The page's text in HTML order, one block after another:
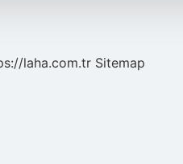
laha.com.tr Sitemap